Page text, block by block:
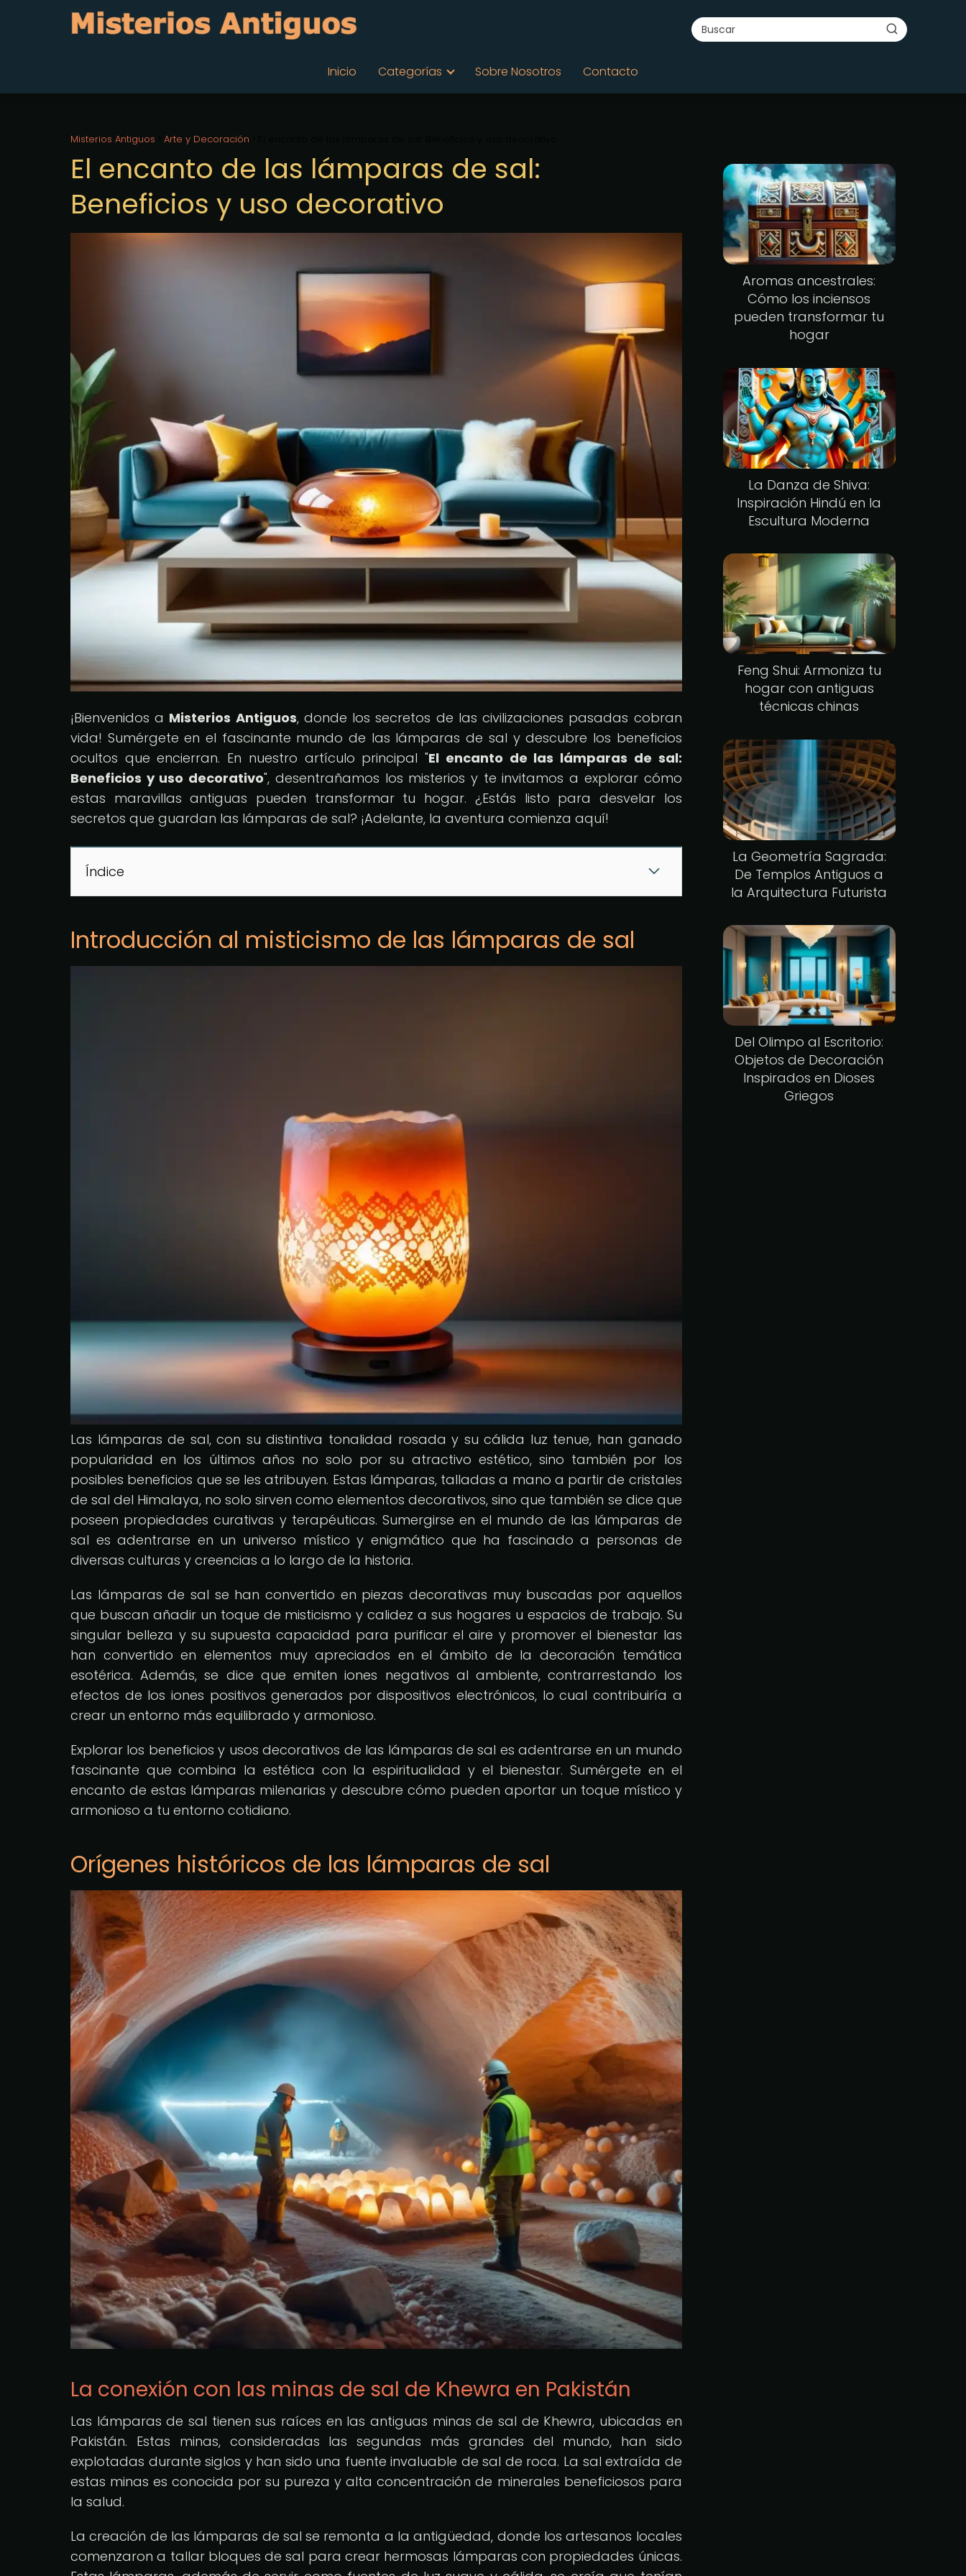
Inicio Categorías Sobre Nosotros Contacto
Misterios Antiguos Arte y Decoración
El encanto de las lámparas de sal:
Beneficios y uso decorativo
¡Bienvenidos a Misterios Antiguos, donde los secretos de las civilizaciones pasadas cobran
vida! Sumérgete en el fascinante mundo de las lámparas de sal y descubre los beneficios
ocultos que encierran. En nuestro artículo principal "El encanto de las lámparas de sal:
Beneficios y uso decorativo", desentrañamos los misterios y te invitamos a explorar cómo
estas maravillas antiguas pueden transformar tu hogar. ¿Estás listo para desvelar los
secretos que guardan las lámparas de sal? ¡Adelante, la aventura comienza aquí!
Índice
Introducción al misticismo de las lámparas de sal
Las lámparas de sal, con su distintiva tonalidad rosada y su cálida luz tenue, han ganado
popularidad en los últimos años no solo por su atractivo estético, sino también por los
posibles beneficios que se les atribuyen. Estas lámparas, talladas a mano a partir de cristales
de sal del Himalaya, no solo sirven como elementos decorativos, sino que también se dice que
poseen propiedades curativas y terapéuticas. Sumergirse en el mundo de las lámparas de
sal es adentrarse en un universo místico y enigmático que ha fascinado a personas de
diversas culturas y creencias a lo largo de la historia.
Las lámparas de sal se han convertido en piezas decorativas muy buscadas por aquellos
que buscan añadir un toque de misticismo y calidez a sus hogares u espacios de trabajo. Su
singular belleza y su supuesta capacidad para purificar el aire y promover el bienestar las
han convertido en elementos muy apreciados en el ámbito de la decoración temática
esotérica. Además, se dice que emiten iones negativos al ambiente, contrarrestando los
efectos de los iones positivos generados por dispositivos electrónicos, lo cual contribuiría a
crear un entorno más equilibrado y armonioso.
Explorar los beneficios y usos decorativos de las lámparas de sal es adentrarse en un mundo
fascinante que combina la estética con la espiritualidad y el bienestar. Sumérgete en el
encanto de estas lámparas milenarias y descubre cómo pueden aportar un toque místico y
armonioso a tu entorno cotidiano.
Orígenes históricos de las lámparas de sal
La conexión con las minas de sal de Khewra en Pakistán
Las lámparas de sal tienen sus raíces en las antiguas minas de sal de Khewra, ubicadas en
Pakistán. Estas minas, consideradas las segundas más grandes del mundo, han sido
explotadas durante siglos y han sido una fuente invaluable de sal de roca. La sal extraída de
estas minas es conocida por su pureza y alta concentración de minerales beneficiosos para
la salud.
La creación de las lámparas de sal se remonta a la antigüedad, donde los artesanos locales
comenzaron a tallar bloques de sal para crear hermosas lámparas con propiedades únicas.
Aromas ancestrales:
Cómo los inciensos
pueden transformar tu
hogar
La Danza de Shiva:
Inspiración Hindú en la
Escultura Moderna
Feng Shui: Armoniza tu
hogar con antiguas
técnicas chinas
La Geometría Sagrada:
De Templos Antiguos a
la Arquitectura Futurista
Del Olimpo al Escritorio:
Objetos de Decoración
Inspirados en Dioses
Griegos